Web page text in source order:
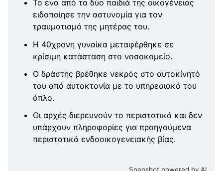
Το ένα από τα δύο παιδιά της οικογένειας
ειδοποίησε την αστυνομία για τον
τραυματισμό της μητέρας του.
Η 40χρονη γυναίκα μεταφέρθηκε σε
κρίσιμη κατάσταση στο νοσοκομείο.
Ο δράστης βρέθηκε νεκρός στο αυτοκίνητό
του από αυτοκτονία με το υπηρεσιακό του
όπλο.
Οι αρχές διερευνούν το περιστατικό και δεν
υπάρχουν πληροφορίες για προηγούμενα
περιστατικά ενδοοικογενειακής βίας.